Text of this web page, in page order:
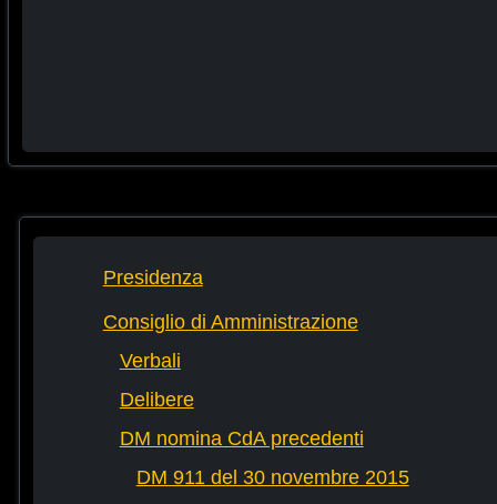
Presidenza
Consiglio di Amministrazione
Verbali
Delibere
DM nomina CdA precedenti
DM 911 del 30 novembre 2015